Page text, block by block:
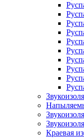
Краевая